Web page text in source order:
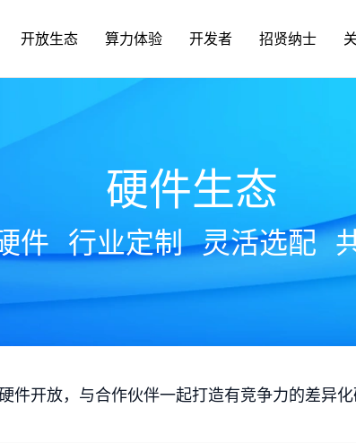
开放生态 算力体验 开发者 招贤纳士
硬件生态
件 行业定制 灵活选配
件开放，与合作伙伴一起打造有竞争力的差异